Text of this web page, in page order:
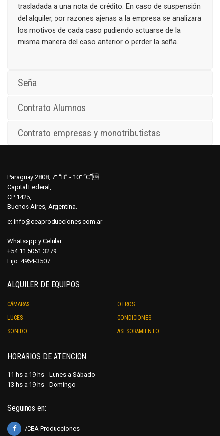
trasladada a una nota de crédito. En caso de suspensión
del alquiler, por razones ajenas a la empresa se analizara
los motivos de cada caso pudiendo actuarse de la
misma manera del caso anterior o perder la seña.
Seña
Contrato Alumnos
Contrato empresas y monotributistas
Paraguay 2808, 7° “B” - 10° “C”
Capital Federal,
CP 1425,
Buenos Aires, Argentina.
e: info@ceaproducciones.com.ar
Whatsapp y Celular:
+54 11 5051 3279
Fijo: 4964-3507
ALQUILER DE EQUIPOS
CÁMARAS
LUCES
SONIDO
OTROS
CONDICIONES
ASESORAMIENTO
HORARIOS DE ATENCION
11 hs a 19 hs - Lunes a Sábado
13 hs a 19 hs - Domingo
Seguinos en:
/CEA Producciones